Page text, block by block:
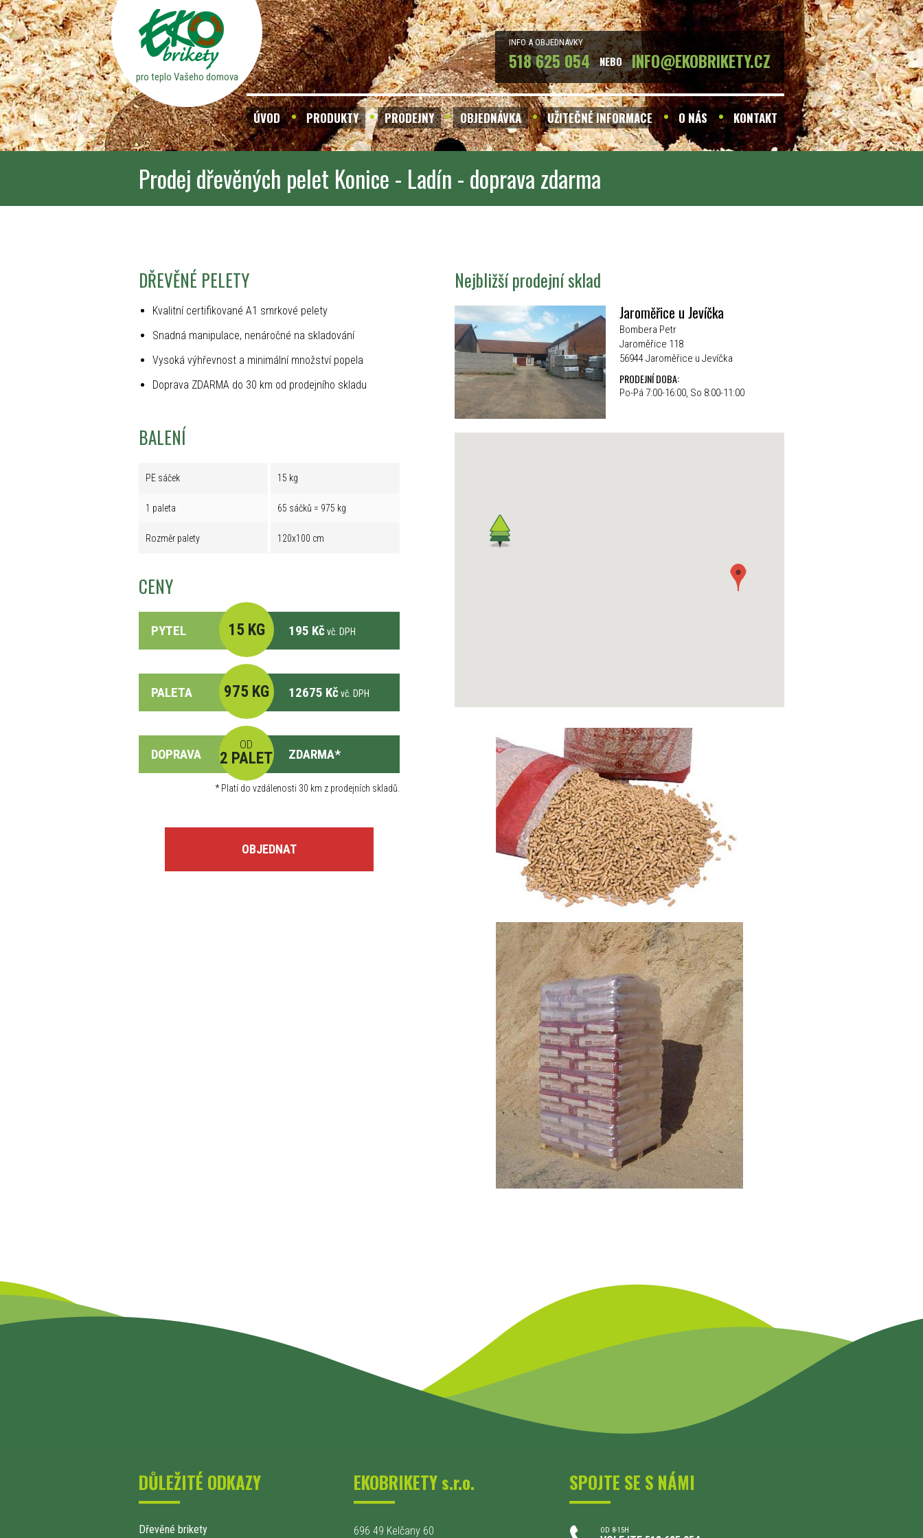
pro teplo Vašeho domova
INFO A OBJEDNÁVKY
518 625 054 NEBO INFO@EKOBRIKETY.CZ
ÚVOD PRODUKTY PRODEJNY OBJEDNÁVKA UŽITEČNÉ INFORMACE O NÁS KONTAKT
Prodej dřevěných pelet Konice - Ladín - doprava zdarma
DŘEVĚNÉ PELETY
Kvalitní certifikované A1 smrkové pelety
Snadná manipulace, nenáročné na skladování
Vysoká výhřevnost a minimální množství popela
Doprava ZDARMA do 30 km od prodejního skladu
BALENÍ
PE sáček 15 kg
1 paleta 65 sáčků = 975 kg
Rozměr palety 120x100 cm
CENY
PYTEL 15 KG 195 Kč vč. DPH
PALETA 975 KG 12675 Kč vč. DPH
DOPRAVA
OD
2 PALET ZDARMA*
*Platí do vzdálenosti 30 km z prodejních skladů.
OBJEDNAT
Nejbližší prodejní sklad
Jaroměřice u Jevíčka
Bombera Petr
Jaroměřice 118
56944 Jaroměřice u Jevíčka
PRODEJNÍ DOBA:
Po-Pá 7:00-16:00, So 8:00-11:00
DŮLEŽITÉ ODKAZY
Dřevěné brikety
EKOBRIKETY s.r.o.
696 49 Kelčany 60
SPOJTE SE S NÁMI
OD 8-15H